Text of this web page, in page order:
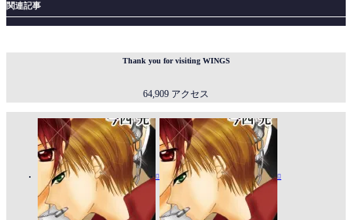
関連記事
Thank you for visiting WINGS
64,909 アクセス
 